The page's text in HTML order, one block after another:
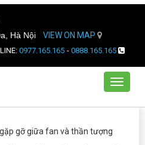
Hà Nội
VIEW ON MAP
0977.165.165 - 0888.165.165
Toggle
gỡ giữa fan và thần tượng